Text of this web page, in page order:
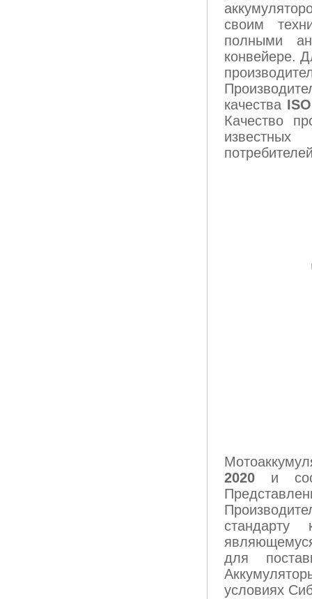
своим
полными
конвейере.
качества
Качество
известных
2020 и
стандарту
для
условиях